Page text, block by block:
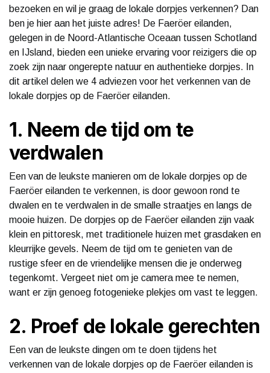
bezoeken en wil je graag de lokale dorpjes verkennen? Dan
ben je hier aan het juiste adres! De Faeröer eilanden,
gelegen in de Noord-Atlantische Oceaan tussen Schotland
en IJsland, bieden een unieke ervaring voor reizigers die op
zoek zijn naar ongerepte natuur en authentieke dorpjes. In
dit artikel delen we 4 adviezen voor het verkennen van de
lokale dorpjes op de Faeröer eilanden.
1. Neem de tijd om te
verdwalen
Een van de leukste manieren om de lokale dorpjes op de
Faeröer eilanden te verkennen, is door gewoon rond te
dwalen en te verdwalen in de smalle straatjes en langs de
mooie huizen. De dorpjes op de Faeröer eilanden zijn vaak
klein en pittoresk, met traditionele huizen met grasdaken en
kleurrijke gevels. Neem de tijd om te genieten van de
rustige sfeer en de vriendelijke mensen die je onderweg
tegenkomt. Vergeet niet om je camera mee te nemen,
want er zijn genoeg fotogenieke plekjes om vast te leggen.
2. Proef de lokale gerechten
Een van de leukste dingen om te doen tijdens het
verkennen van de lokale dorpjes op de Faeröer eilanden is